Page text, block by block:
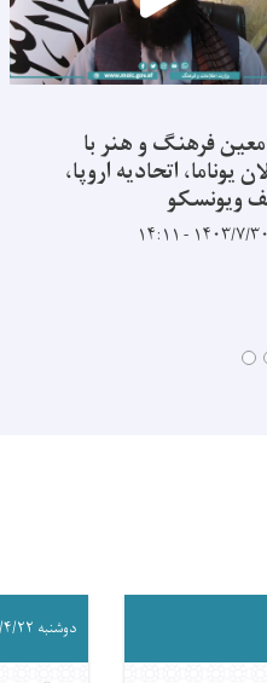
فرهنگ و هنر با
یوناما، اتحادیه اروپا،
ویونسکو
دوشنبه ۱۴۰۵/۴/۲۲ - ۱۵:۳۵